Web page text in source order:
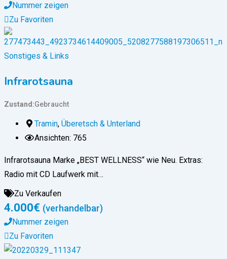
Nummer zeigen
Zu Favoriten
Sonstiges & Links
Infrarotsauna
Zustand Gebraucht
Tramin, Überetsch & Unterland
Ansichten: 765
Infrarotsauna Marke „BEST WELLNESS“ wie Neu. Extras:
Radio mit CD Laufwerk mit…
Zu Verkaufen
4.000€ (verhandelbar)
Nummer zeigen
Zu Favoriten